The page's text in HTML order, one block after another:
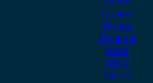
Gonow
Honda
Hyundai
Isuzu
iveco
Jaecoo